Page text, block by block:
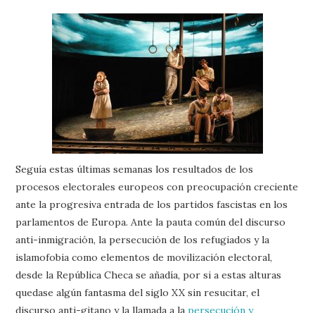
QUIÉN ES
Seguía estas últimas semanas los resultados de los
procesos electorales europeos con preocupación creciente
ante la progresiva entrada de los partidos fascistas en los
parlamentos de Europa. Ante la pauta común del discurso
anti-inmigración, la persecución de los refugiados y la
islamofobia como elementos de movilización electoral,
desde la República Checa se añadía, por si a estas alturas
quedase algún fantasma del siglo XX sin resucitar, el
discurso anti-gitano y la llamada a lapersecución y